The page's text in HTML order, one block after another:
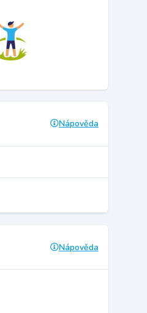
Nápověda
Nápověda